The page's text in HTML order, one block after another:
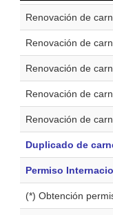
Renovación de
Renovación de
Renovación de
Renovación de
Renovación de
Duplicado de
Permiso
(*) Obtención